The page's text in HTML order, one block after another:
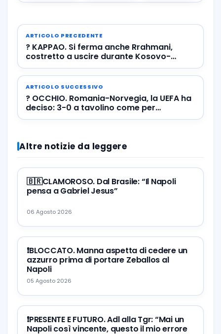
ARTICOLO PRECEDENTE
? KAPPAO. Si ferma anche Rrahmani,
costretto a uscire durante Kosovo-
Moldova
ARTICOLO SUCCESSIVO
? OCCHIO. Romania-Norvegia, la UEFA ha
deciso: 3-0 a tavolino come per
Juventus-Napoli
Altre notizie da leggere
🇧🇷CLAMOROSO. Dal Brasile: “Il Napoli
pensa a Gabriel Jesus”
06 Agosto 2026
❗️BLOCCATO. Manna aspetta di cedere un
azzurro prima di portare Zeballos al
Napoli
05 Agosto 2026
❗️PRESENTE E FUTURO. Adl alla Tgr: “Mai un
Napoli così vincente, questo il mio errore